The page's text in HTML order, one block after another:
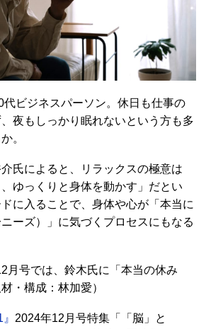
ビジネスパーソン。休日も仕事の
夜もしっかり眠れないという方も多
。
氏によると、リラックスの極意は
、ゆっくりと身体を動かす」だとい
に入ることで、身体や心が「本当に
ーズ）」に気づくプロセスにもなる
月号では、鈴木氏に「本当の休み
・構成：林加愛）
2024年12月号特集「「脳」と